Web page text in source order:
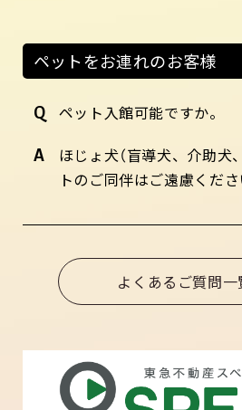
ペットをお連れのお客様
ペット入館可能ですか。
ほじょ犬（盲導犬、介助犬
トのご同伴はご遠慮くださ
よくあるご質問一